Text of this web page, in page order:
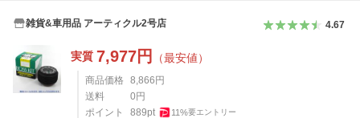
雑貨&車用品 アーティクル2号店 4.67
実質 7,977円 （最安値）
商品価格 8,866 円
送料
0 円
ポイント
889pt 11%要エントリー